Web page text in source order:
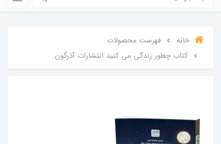
خانه
فهرست محصولات
کتاب چطور زندگی می کنید انتشارات آذرگون